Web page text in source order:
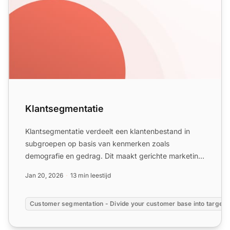
Klantsegmentatie
Klantsegmentatie verdeelt een klantenbestand in
subgroepen op basis van kenmerken zoals
demografie en gedrag. Dit maakt gerichte marketing,
Jan 20, 2026 13 min leestijd
Customer segmentation - Divide your customer base into